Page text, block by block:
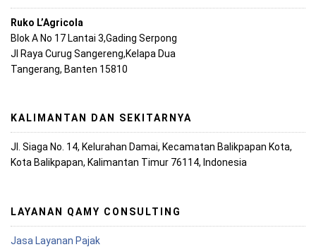
Ruko L’Agricola
Blok A No 17 Lantai 3,Gading Serpong
Jl Raya Curug Sangereng,Kelapa Dua
Tangerang, Banten 15810
KALIMANTAN DAN SEKITARNYA
Jl. Siaga No. 14, Kelurahan Damai, Kecamatan Balikpapan Kota,
Kota Balikpapan, Kalimantan Timur 76114, Indonesia
LAYANAN QAMY CONSULTING
Jasa Layanan Pajak